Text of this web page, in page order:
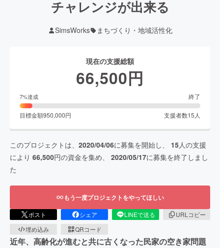
チャレンジが出来る
SimsWorks まちづくり・地域活性化
現在の支援総額
66,500円
7%達成 終了
目標金額950,000円 支援者数15人
このプロジェクトは、 2020/04/06に募集を開始し、 15人の支援
により 66,500円の資金を集め、 2020/05/17に募集を終了しまし
た
もう一度プロジェクトをやってほしい
ポスト シェア LINEで送る
URLコピー
埋め込み
QRコード
近年、高齢化が進むと共に古くなった民家の空き家問題